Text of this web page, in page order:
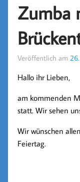
Zumba
Veröffentlich am
Hallo ihr Lieben,
am kommenden
statt. Wir sehen
Wir wünschen
Feiertag.